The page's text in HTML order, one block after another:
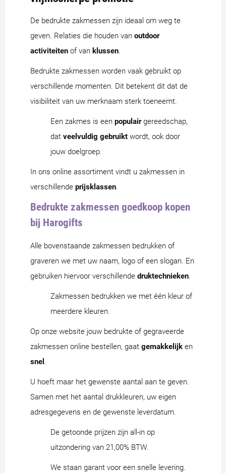
De bedrukte zakmessen zijn ideaal om weg te
geven. Relaties die houden van outdoor
activiteiten of van klussen.
Bedrukte zakmessen worden vaak gebruikt op
verschillende momenten. Dit betekent dit dat de
visibiliteit van uw merknaam sterk toeneemt.
Een zakmes is een populairgereedschap,
dat veelvuldig gebruikt wordt, ook door
jouw doelgroep.
In ons online assortiment vindt u zakmessen in
verschillende prijsklassen.
Bedrukte zakmessen goedkoop kopen
bij Harogifts
Alle bovenstaande zakmessen bedrukken of
graveren we met uw naam, logo of een slogan. En
gebruiken hiervoor verschillende druktechnieken.
Zakmessen bedrukken we met één kleur of
meerdere kleuren.
Op onze website jouw bedrukte of gegraveerde
zakmessen online bestellen, gaat gemakkelijk en
snel .
U hoeft maar het gewenste aantal aan te geven.
Samen met het aantal drukkleuren, uw eigen
adresgegevens en de gewenste leverdatum.
De getoonde prijzen zijn all-in op
uitzondering van 21,00% BTW.
We staan garant voor een snelle levering.